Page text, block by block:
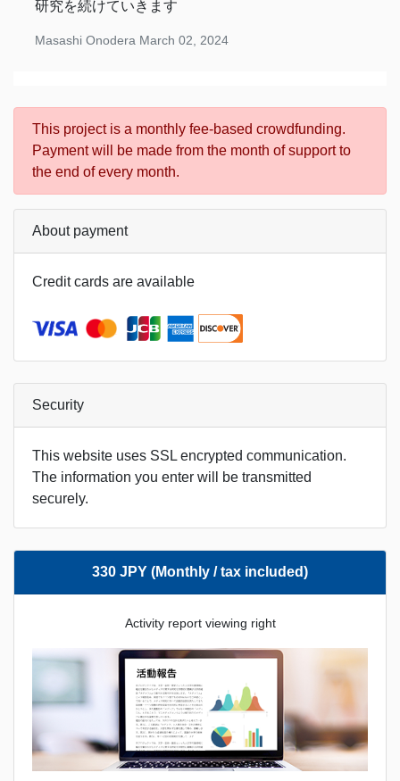
研究を続けていきます
Masashi Onodera March 02, 2024
This project is a monthly fee-based crowdfunding.
Payment will be made from the month of support to
the end of every month.
About payment
Credit cards are available
Security
This website uses SSL encrypted communication.
The information you enter will be transmitted
securely.
330 JPY (Monthly / tax included)
Activity report viewing right